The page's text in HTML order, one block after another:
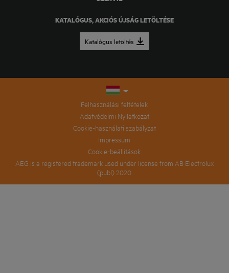
KATALÓGUS, AKCIÓS ÚJSÁG LETÖLTÉSE
Katalógus letöltés
Felhasználási feltételek
Adatvédelmi Nyilatkozat
Cookie-használati szabályzat
Impressum
Cookie-beállítások
AEG is a registered trademark used under license from AB Electrolux
(publ) 2020